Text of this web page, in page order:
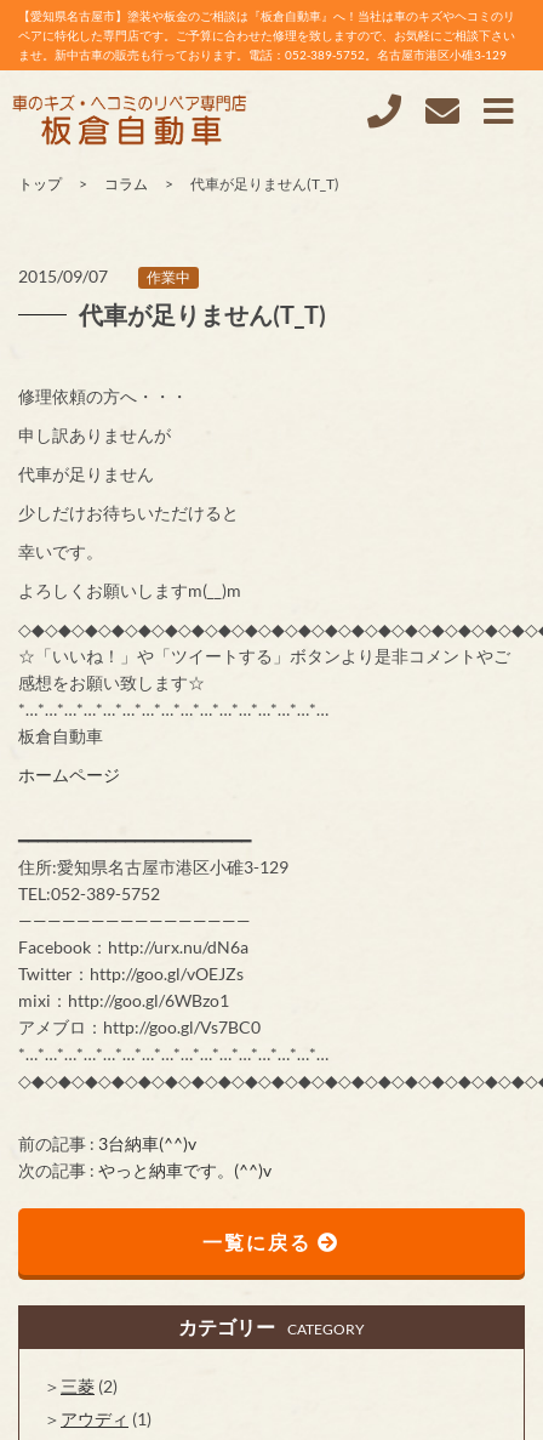
【愛知県名古屋市】塗装や板金のご相談は『板倉自動車』へ！当社は車のキズやヘコミのリ
ペアに特化した専門店です。ご予算に合わせた修理を致しますので、お気軽にご相談下さい
ませ。新中古車の販売も行っております。電話：052-389-5752。名古屋市港区小碓3-129
トップ コラム 代車が足りません(T_T)
2015/09/07 作業中
代車が足りません(T_T)
修理依頼の方へ・・・
申し訳ありませんが
代車が足りません
少しだけお待ちいただけると
幸いです。
よろしくお願いしますm(__)m
☆「いいね！」や「ツイートする」ボタンより是非コメントやご
感想をお願い致します☆
*…*…*…*…*…*…*…*…*…*…*…*…*…*…*…*…
板倉自動車
ホームページ
━━━━━━━━━━━━━━━━━━━━━━━━
住所:愛知県名古屋市港区小碓3-129
TEL:052-389-5752
————————————————
Facebook：http://urx.nu/dN6a
Twitter：http://goo.gl/vOEJZs
mixi：http://goo.gl/6WBzo1
アメブロ：http://goo.gl/Vs7BC0
*…*…*…*…*…*…*…*…*…*…*…*…*…*…*…*…
前の記事 : 3台納車(^^)v
次の記事 : やっと納車です。(^^)v
一覧に戻る
カテゴリー CATEGORY
三菱 (2)
アウディ (1)